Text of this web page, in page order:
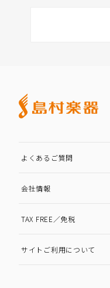
よくあるご質問
会社情報
TAX FREE／免税
サイトご利用について